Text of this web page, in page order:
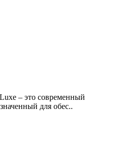
– это современный
для обес..